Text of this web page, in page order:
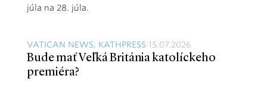
júla na 28. júla.
VATICAN NEWS, KATHPRESS 15.07.2026
Bude mať Veľká Británia katolíckeho
premiéra?